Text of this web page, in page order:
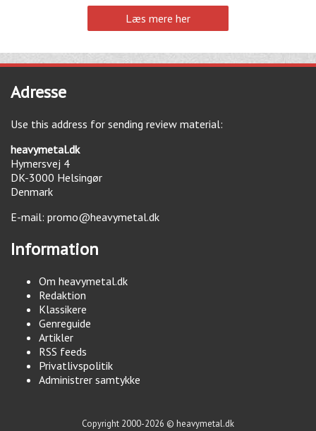
Læs mere her
Adresse
Use this address for sending review material:
heavymetal.dk
Hymersvej 4
DK-3000 Helsingør
Denmark
E-mail: promo@heavymetal.dk
Information
Om heavymetal.dk
Redaktion
Klassikere
Genreguide
Artikler
RSS feeds
Privatlivspolitik
Administrer samtykke
Copyright 2000-2026 © heavymetal.dk